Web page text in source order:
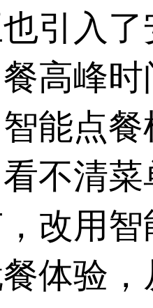
引入
高峰时
能点
不清
改用
体验，